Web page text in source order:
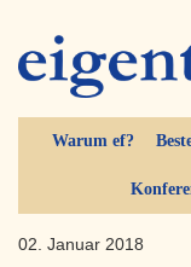
Warum ef?
02. Januar 2018